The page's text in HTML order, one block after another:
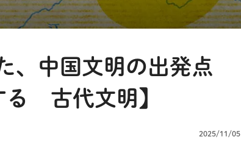
、中国文明の出発点
る 古代文明】
2025/11/05